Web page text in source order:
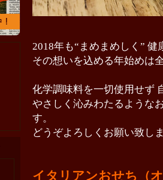
2018年も“まめまめしく” 健
その想いを込める年始めは
化学調味料を一切使用せず
やさしく沁みわたるような
す。
どうぞよろしくお願い致し
イタリアンおせち（